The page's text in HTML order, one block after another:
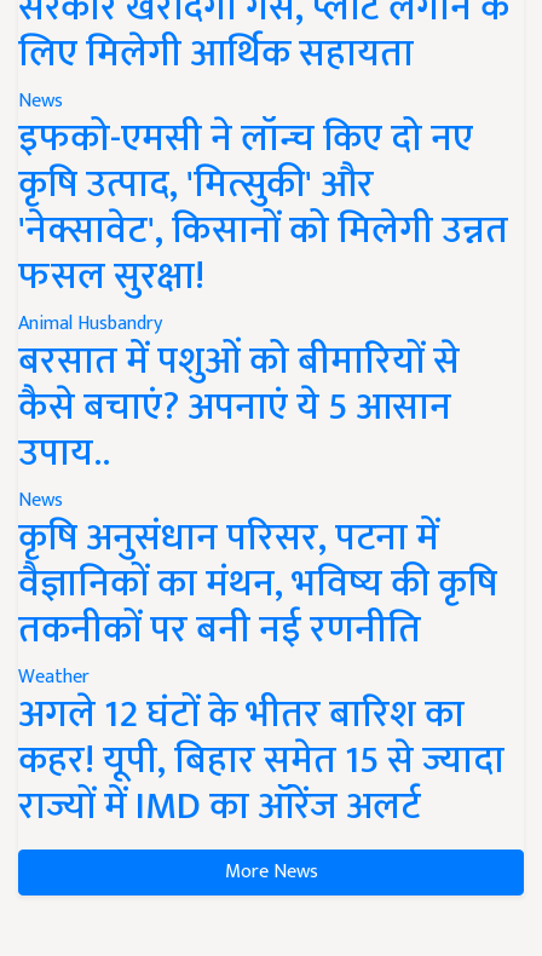
लिए मिलेगी आर्थिक सहायता
News
इफको-एमसी ने लॉन्च किए दो नए
कृषि उत्पाद, 'मित्सुकी' और
'नेक्सावेट', किसानों को मिलेगी उन्नत
फसल सुरक्षा!
Animal Husbandry
बरसात में पशुओं को बीमारियों से
कैसे बचाएं? अपनाएं ये 5 आसान
उपाय..
News
कृषि अनुसंधान परिसर, पटना में
वैज्ञानिकों का मंथन, भविष्य की कृषि
तकनीकों पर बनी नई रणनीति
Weather
अगले 12 घंटों के भीतर बारिश का
कहर! यूपी, बिहार समेत 15 से ज्यादा
राज्यों में IMD का ऑरेंज अलर्ट
More News